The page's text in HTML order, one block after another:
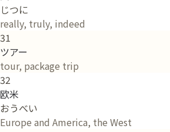
じつに
really, truly, indeed
31
ツアー
tour, package trip
32
欧米
おうべい
Europe and America, the West